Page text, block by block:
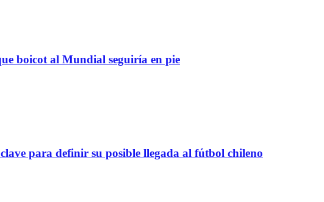
boicot al Mundial seguiría en pie
para definir su posible llegada al fútbol chileno